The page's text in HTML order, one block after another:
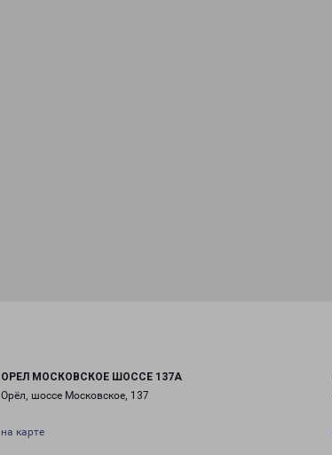
ОРЕЛ МОСКОВСКОЕ ШОССЕ 137А
Орёл, шоссе Московское, 137
на карте